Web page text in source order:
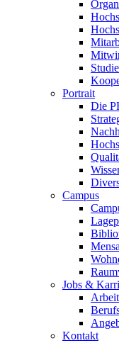
Portrait
Die
Campus
Mensa
Jobs &
Kontakt